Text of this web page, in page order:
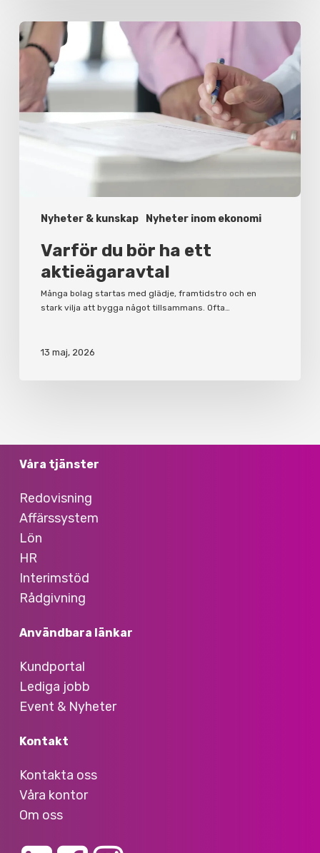
Nyheter & kunskap Nyheter inom ekonomi
Varför
du
ett
aktieägaravtal
Varför du bör ha ett
aktieägaravtal
Många bolag startas med glädje, framtidstro och en
stark vilja att bygga något tillsammans. Ofta…
13 maj, 2026
Våra tjänster
Redovisning
Affärssystem
Lön
HR
Interimstöd
Rådgivning
Användbara länkar
Kundportal
Lediga jobb
Event & Nyheter
Kontakt
Kontakta oss
Våra kontor
Om oss